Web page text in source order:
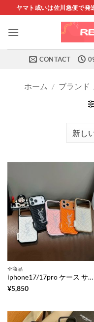
to
content
ヤマト或いは佐川急便で発
CONTACT
ホーム / ブランド
全商品
iphone17/17pro ケース サン ローラン iphone17promax/16pro ケース キラキラ ストーン iphone16/15 レザー ケース ブランド iphone15pro/14pro ケース キルティング iphone14/13 ケース 大人可愛い ブランド
¥5,850